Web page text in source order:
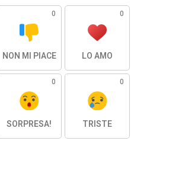
0
NON MI PIACE
0
LO AMO
0
SORPRESA!
0
TRISTE